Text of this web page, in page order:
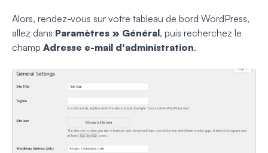
Alors, rendez-vous sur votre tableau de bord WordPress,
allez dans Paramètres » Général, puis recherchez le
champ Adresse e-mail d'administration.